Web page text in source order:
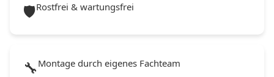
🛡️Rostfrei & wartungsfrei
🔧 Montage durch eigenes Fachteam